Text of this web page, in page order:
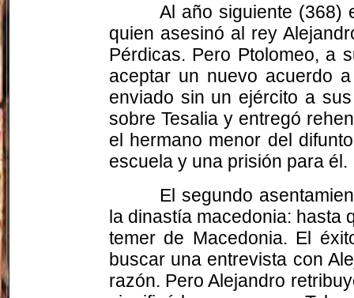
Al año siguiente (368)
quien asesinó al rey
Pérdicas. Pero Ptolomeo, a
aceptar un nuevo acuerdo
enviado sin un ejército a
sobre Tesalia y entregó
el hermano menor del
escuela y una prisión para él.
El segundo
la dinastía macedonia: hasta
temer de Macedonia. El
buscar una entrevista con
razón. Pero Alejandro